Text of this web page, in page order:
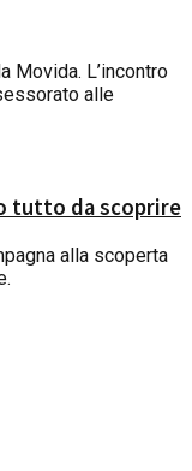
Movida. L’incontro
alle
tutto da scoprire
alla scoperta